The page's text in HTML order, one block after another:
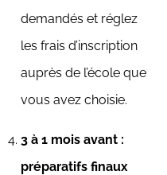
demandés et réglez
les frais d’inscription
auprès de l’école que
vous avez choisie.
3 à 1 mois avant :
préparatifs finaux